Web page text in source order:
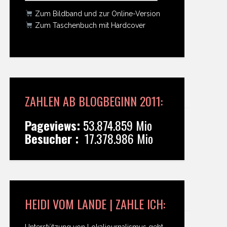
Zum Bildband und zur Online-Version
Zum Taschenbuch mit Hardcover
ZAHLEN AB BLOGBEGINN 2011:
Pageviews: 53.874.859 Mio
Besucher : 17.378.986 Mio
HEIDI VOM LANDE | ZAHLE ICH: